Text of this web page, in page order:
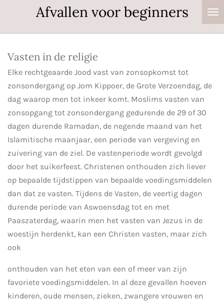
de
Afvallen voor beginners
Vasten in de religie
Elke rechtgeaarde Jood vast van zonsopkomst tot
zonsondergang op Jom Kippoer, de Grote Verzoendag, de
dag waarop men tot inkeer komt. Moslims vasten van
zonsopgang tot zonsondergang gedurende de 29 of 30
dagen durende Ramadan, de negende maand van het
Islamitische maanjaar, een periode van vergeving en
zuivering van de ziel. De vastenperiode wordt gevolgd
door het suikerfeest. Christenen onthouden zich liever
op bepaalde tijdstippen van bepaalde voedingsmiddelen
dan dat ze vasten. Tijdens de Vasten, de veertig dagen
durende periode van Aswoensdag tot en met
Paaszaterdag, waarin men het vasten van Jezus in de
woestijn herdenkt, kan een Christen vasten, maar zich
ook
onthouden van het eten van een of meer van zijn
favoriete voedingsmiddelen. In al deze gevallen hoeven
kinderen, oude mensen, zieken, zwangere vrouwen en